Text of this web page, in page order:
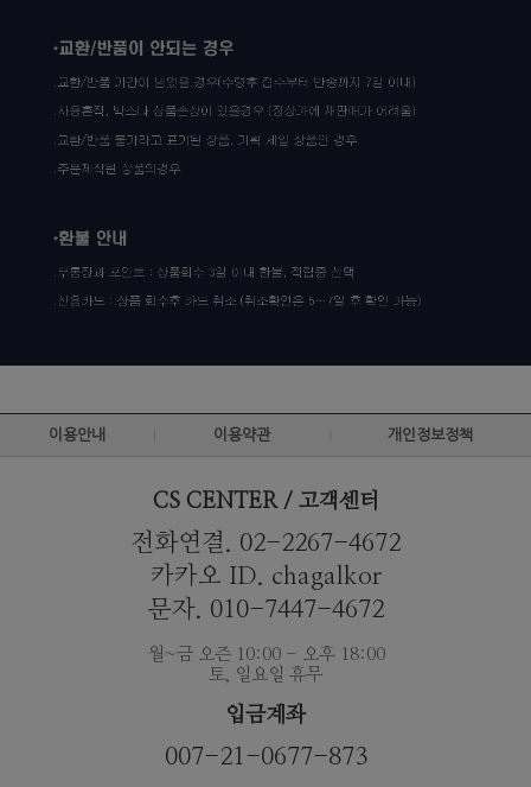
이용안내 이용약관 개인정보정책
CS CENTER / 고객센터
전화연결. 02-2267-4672
카카오 ID. chagalkor
문자. 010-7447-4672
월~금 오즌 10:00 - 오후 18:00
토, 일요일 휴무
입금계좌
007-21-0677-873